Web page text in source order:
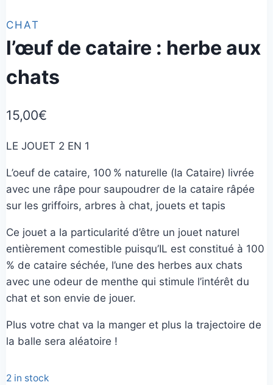
CHAT
l’œuf de cataire : herbe aux
chats
15,00€
LE JOUET 2 EN 1
L’oeuf de cataire, 100 % naturelle (la Cataire) livrée
avec une râpe pour saupoudrer de la cataire râpée
sur les griffoirs, arbres à chat, jouets et tapis
Ce jouet a la particularité d’être un jouet naturel
entièrement comestible puisqu’IL est constitué à 100
% de cataire séchée, l’une des herbes aux chats
avec une odeur de menthe qui stimule l’intérêt du
chat et son envie de jouer.
Plus votre chat va la manger et plus la trajectoire de
la balle sera aléatoire !
2 in stock